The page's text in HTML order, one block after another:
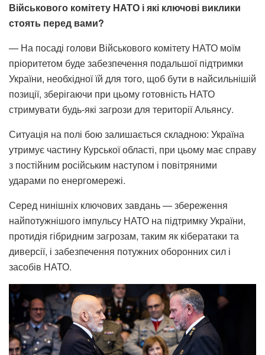
Військового комітету НАТО і які ключові виклики
стоять перед вами?
— На посаді голови Військового комітету НАТО моїм
пріоритетом буде забезпечення подальшої підтримки
України, необхідної їй для того, щоб бути в найсильнішій
позиції, зберігаючи при цьому готовність НАТО
стримувати будь-які загрози для території Альянсу.
Ситуація на полі бою залишається складною: Україна
утримує частину Курської області, при цьому має справу
з постійним російським наступом і повітряними
ударами по енергомережі.
Серед нинішніх ключових завдань — збереження
найпотужнішого імпульсу НАТО на підтримку України,
протидія гібридним загрозам, таким як кібератаки та
диверсії, і забезпечення потужних оборонних сил і
засобів НАТО.